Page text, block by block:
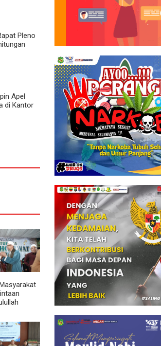
Pleno
Apel
di Kantor